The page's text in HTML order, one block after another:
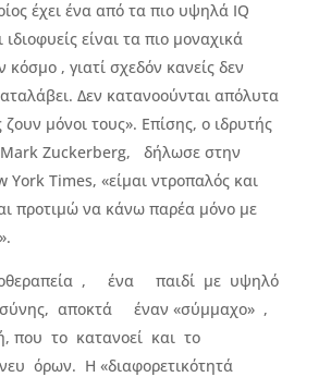
έχει ένα από τα πιο υψηλά IQ
είναι τα πιο μοναχικά
, γιατί σχεδόν κανείς δεν
Δεν κατανοούνται απόλυτα
μόνοι τους». Επίσης, ο ιδρυτής
Mark Zuckerberg, δήλωσε στην
York Times, «είμαι ντροπαλός και
προτιμώ να κάνω παρέα μόνο με
, ένα παιδί με υψηλό
αποκτά έναν «σύμμαχο» ,
που το κατανοεί και το
όρων. Η «διαφορετικότητά